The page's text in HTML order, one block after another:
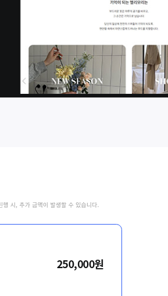
행 시, 추가 금액이 발생할 수 있습니다.
250,000원